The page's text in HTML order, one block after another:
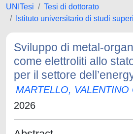
UNITesi
Tesi di dottorato
Istituto universitario di studi
Sviluppo di metal-
come elettroliti allo
per il settore
MARTELLO, VALENTINO
2026